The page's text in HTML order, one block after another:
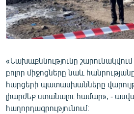
«Նախաքննությունը շարունակվում
բոլոր միջոցները նաև
հարցերի պատասխանները
լիարժեք ստանալու համար», -
հաղորդագրությունում։